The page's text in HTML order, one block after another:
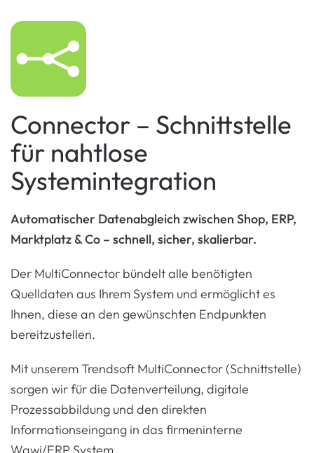
Connector – Schnittstelle
für nahtlose
Systemintegration
Automatischer Datenabgleich zwischen Shop, ERP,
Marktplatz & Co – schnell, sicher, skalierbar.
Der MultiConnector bündelt alle benötigten
Quelldaten aus Ihrem System und ermöglicht es
Ihnen, diese an den gewünschten Endpunkten
bereitzustellen.
Mit unserem Trendsoft MultiConnector (Schnittstelle)
sorgen wir für die Datenverteilung, digitale
Prozessabbildung und den direkten
Informationseingang in das firmeninterne